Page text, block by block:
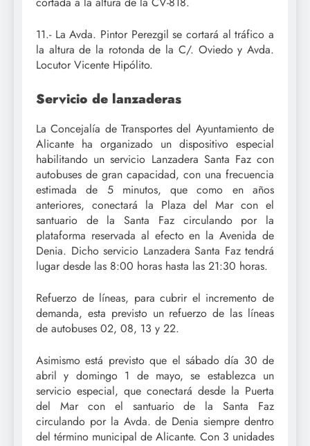
11.- La Avda. Pintor Perezgil se cortará al tráfico a
la altura de la rotonda de la C/. Oviedo y Avda.
Locutor Vicente Hipólito.
Servicio de lanzaderas
La Concejalía de Transportes del Ayuntamiento de
Alicante ha organizado un dispositivo especial
habilitando un servicio Lanzadera Santa Faz con
autobuses de gran capacidad, con una frecuencia
estimada de 5 minutos, que como en años
anteriores, conectará la Plaza del Mar con el
santuario de la Santa Faz circulando por la
plataforma reservada al efecto en la Avenida de
Denia. Dicho servicio Lanzadera Santa Faz tendrá
lugar desde las 8:00 horas hasta las 21:30 horas.
Refuerzo de líneas, para cubrir el incremento de
demanda, esta previsto un refuerzo de las líneas
de autobuses 02, 08, 13 y 22.
Asimismo está previsto que el sábado día 30 de
abril y domingo 1 de mayo, se establezca un
servicio especial, que conectará desde la Puerta
del Mar con el santuario de la Santa Faz
circulando por la Avda. de Denia siempre dentro
del término municipal de Alicante. Con 3 unidades